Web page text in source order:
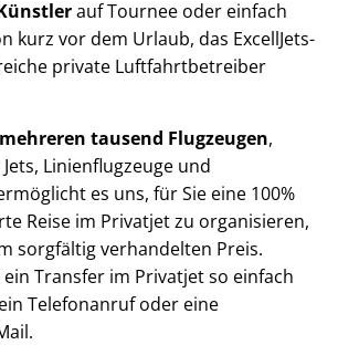
auf Tournee oder einfach
kurz vor dem Urlaub, das ExcellJets-
private Luftfahrtbetreiber
tausend Flugzeugen,
Linienflugzeuge und
es uns, für Sie eine 100%
Reise im Privatjet zu organisieren,
sorgfältig verhandelten Preis.
ein Transfer im Privatjet so einfach
Telefonanruf oder eine